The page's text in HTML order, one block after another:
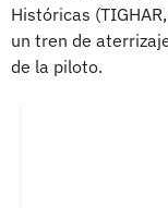
Históricas
un tren de
de la piloto.